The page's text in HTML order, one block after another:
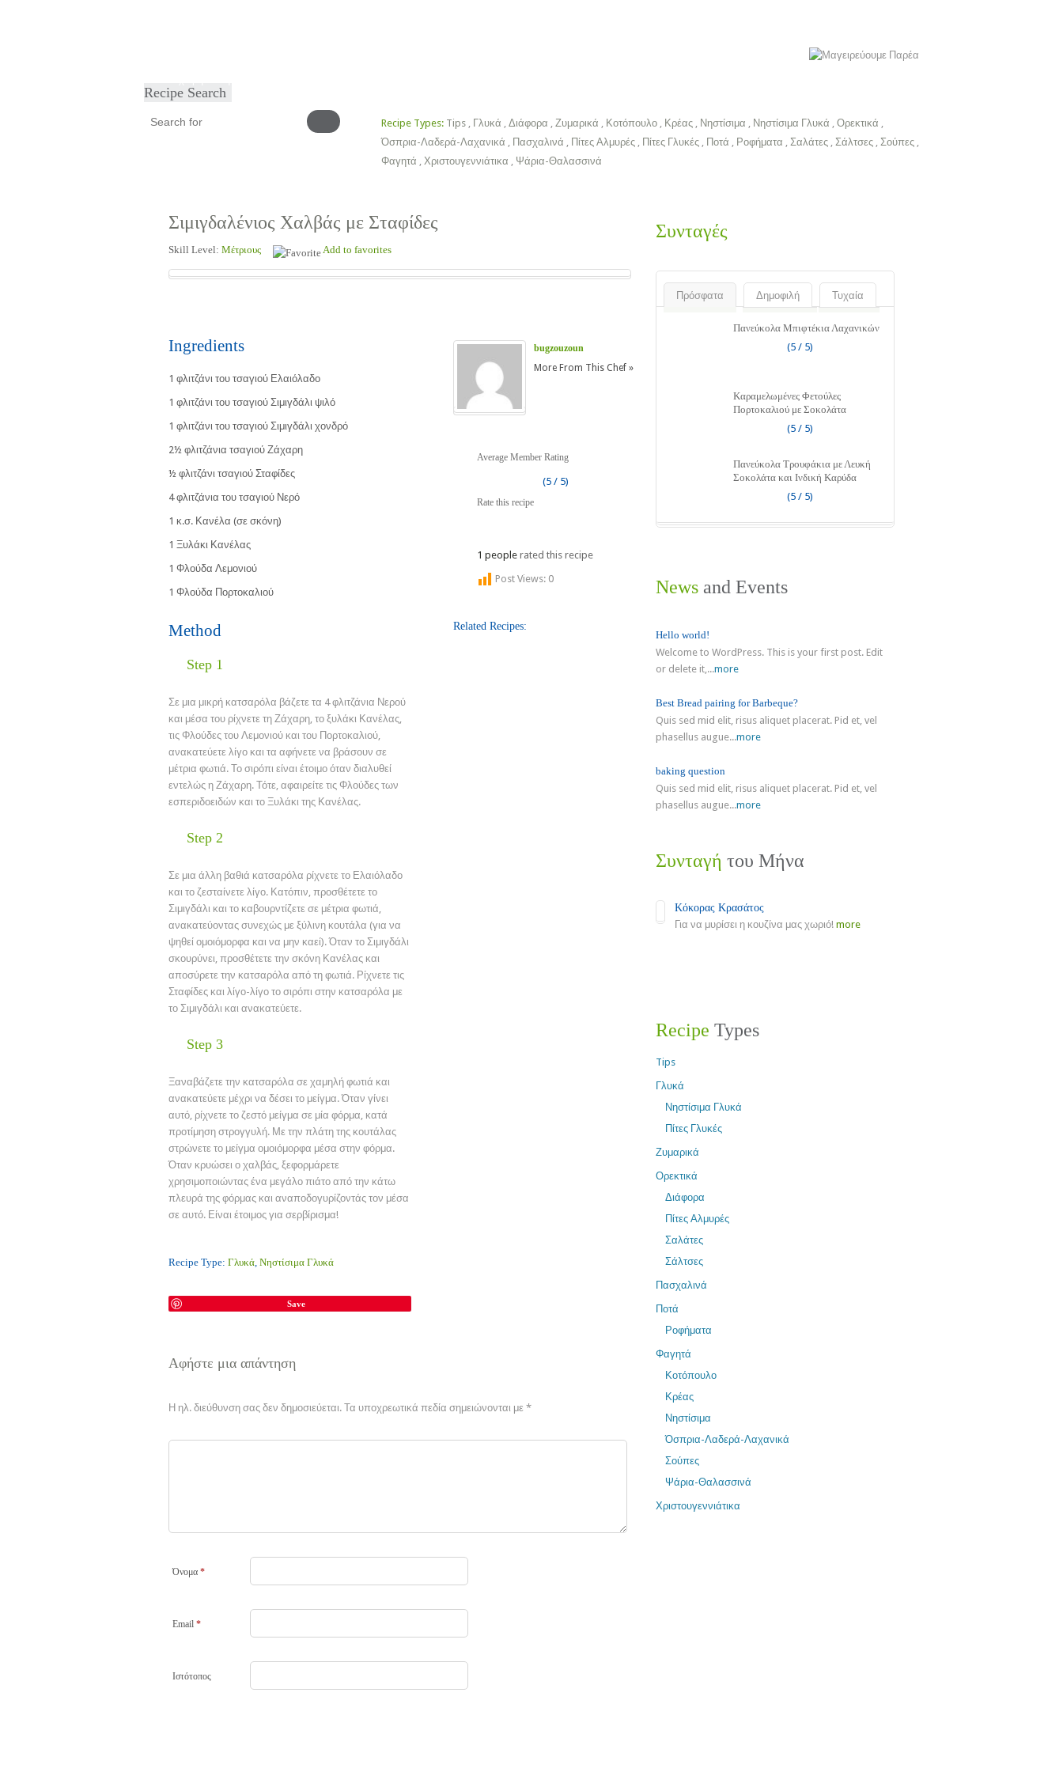
Recipe Search
Recipe Types: Tips , Γλυκά , Διάφορα , Ζυμαρικά , Κοτόπουλο , Κρέας , Νηστίσιμα , Νηστίσιμα Γλυκά , Ορεκτικά ,
Όσπρια-Λαδερά-Λαχανικά , Πασχαλινά , Πίτες Αλμυρές , Πίτες Γλυκές , Ποτά , Ροφήματα , Σαλάτες , Σάλτσες , Σούπες ,
Φαγητά , Χριστουγεννιάτικα , Ψάρια-Θαλασσινά
Σιμιγδαλένιος Χαλβάς με Σταφίδες
Skill Level: Μέτριους Add to favorites
Ingredients
1 φλιτζάνι του τσαγιού Ελαιόλαδο
1 φλιτζάνι του τσαγιού Σιμιγδάλι ψιλό
1 φλιτζάνι του τσαγιού Σιμιγδάλι χονδρό
2½ φλιτζάνια τσαγιού Ζάχαρη
½ φλιτζάνι τσαγιού Σταφίδες
4 φλιτζάνια του τσαγιού Νερό
1 κ.σ. Κανέλα (σε σκόνη)
1 Ξυλάκι Κανέλας
1 Φλούδα Λεμονιού
1 Φλούδα Πορτοκαλιού
Method
Step 1
Σε μια μικρή κατσαρόλα βάζετε τα 4 φλιτζάνια Νερού
και μέσα του ρίχνετε τη Ζάχαρη, το ξυλάκι Κανέλας,
τις Φλούδες του Λεμονιού και του Πορτοκαλιού,
ανακατεύετε λίγο και τα αφήνετε να βράσουν σε
μέτρια φωτιά. Το σιρόπι είναι έτοιμο όταν διαλυθεί
εντελώς η Ζάχαρη. Τότε, αφαιρείτε τις Φλούδες των
εσπεριδοειδών και το Ξυλάκι της Κανέλας.
Step 2
Σε μια άλλη βαθιά κατσαρόλα ρίχνετε το Ελαιόλαδο
και το ζεσταίνετε λίγο. Κατόπιν, προσθέτετε το
Σιμιγδάλι και το καβουρντίζετε σε μέτρια φωτιά,
ανακατεύοντας συνεχώς με ξύλινη κουτάλα (για να
ψηθεί ομοιόμορφα και να μην καεί). Όταν το Σιμιγδάλι
σκουρύνει, προσθέτετε την σκόνη Κανέλας και
αποσύρετε την κατσαρόλα από τη φωτιά. Ρίχνετε τις
Σταφίδες και λίγο-λίγο το σιρόπι στην κατσαρόλα με
το Σιμιγδάλι και ανακατεύετε.
Step 3
Ξαναβάζετε την κατσαρόλα σε χαμηλή φωτιά και
ανακατεύετε μέχρι να δέσει το μείγμα. Όταν γίνει
αυτό, ρίχνετε το ζεστό μείγμα σε μία φόρμα, κατά
προτίμηση στρογγυλή. Με την πλάτη της κουτάλας
στρώνετε το μείγμα ομοιόμορφα μέσα στην φόρμα.
Όταν κρυώσει ο χαλβάς, ξεφορμάρετε
χρησιμοποιώντας ένα μεγάλο πιάτο από την κάτω
πλευρά της φόρμας και αναποδογυρίζοντάς τον μέσα
σε αυτό. Είναι έτοιμος για σερβίρισμα!
Recipe Type: Γλυκά Νηστίσιμα Γλυκά
Save
bugzouzoun
More From This Chef »
Average Member Rating
(5 / 5)
Rate this recipe
1 people rated this recipe
Post Views: 0
Related Recipes:
Αφήστε μια απάντηση
Η ηλ. διεύθυνση σας δεν δημοσιεύεται. Τα υποχρεωτικά πεδία σημειώνονται με *
Όνομα *
Email *
Ιστότοπος
Συνταγές
Πρόσφατα Δημοφιλή Τυχαία
Πανεύκολα Μπιφτέκια Λαχανικών
(5 / 5)
Καραμελωμένες Φετούλες
Πορτοκαλιού με Σοκολάτα
(5 / 5)
Πανεύκολα Τρουφάκια με Λευκή
Σοκολάτα και Ινδική Καρύδα
(5 / 5)
News and Events
Hello world!
Welcome to WordPress. This is your first post. Edit
or delete it,...more
Best Bread pairing for Barbeque?
Quis sed mid elit, risus aliquet placerat. Pid et, vel
phasellus augue...more
baking question
Quis sed mid elit, risus aliquet placerat. Pid et, vel
phasellus augue...more
Συνταγή του Μήνα
Κόκορας Κρασάτος
Για να μυρίσει η κουζίνα μας χωριό! more
Recipe Types
Tips
Γλυκά
Νηστίσιμα Γλυκά
Πίτες Γλυκές
Ζυμαρικά
Ορεκτικά
Διάφορα
Πίτες Αλμυρές
Σαλάτες
Σάλτσες
Πασχαλινά
Ποτά
Ροφήματα
Φαγητά
Κοτόπουλο
Κρέας
Νηστίσιμα
Όσπρια-Λαδερά-Λαχανικά
Σούπες
Ψάρια-Θαλασσινά
Χριστουγεννιάτικα